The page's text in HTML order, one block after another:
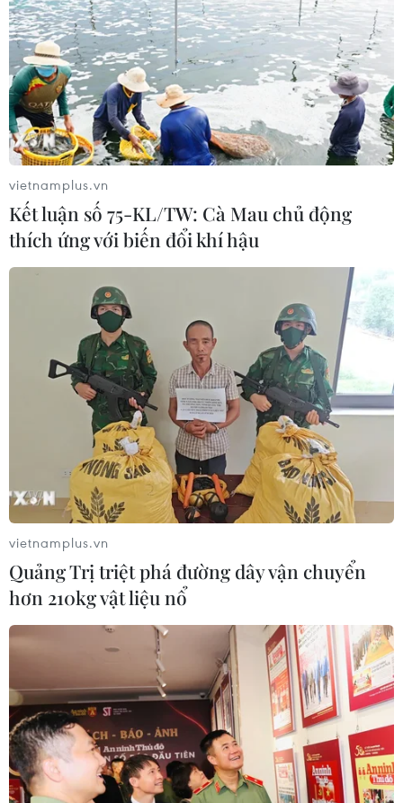
TIN CÙNG CHUYÊN MỤC
EU triển khai mạng vệ tinh riêng,
vietnamplus.vn
Kết luận số 75-KL/TW: Cà Mau chủ động
thích ứng với biến đổi khí hậu
vietnamplus.vn
Quảng Trị triệt phá đường dây vận chuyển
hơn 210kg vật liệu nổ